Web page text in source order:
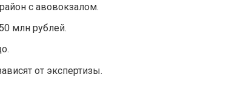
с авовокзалом.
млн рублей.
от экспертизы.